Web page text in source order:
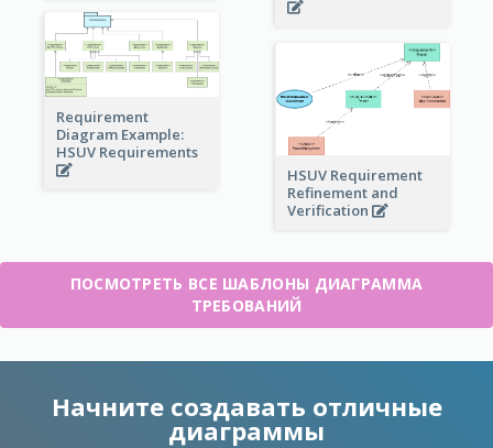
Requirement
Diagram Example:
HSUV Requirements
HSUV Requirement
Refinement and
Verification
ПОСМОТРЕТЬ ВСЕ ШАБЛОНЫ ДИАГРАММА
ТРЕБОВАНИЙ
Начните создавать отличные
диаграммы